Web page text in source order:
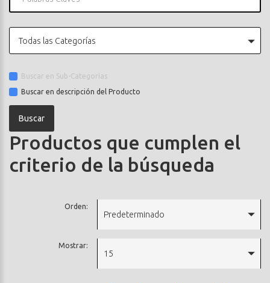
Todas las Categorías
Buscar en Sub-Categorías
Buscar en descripción del Producto
Productos que cumplen el
criterio de la búsqueda
Orden:
Predeterminado
Mostrar:
15